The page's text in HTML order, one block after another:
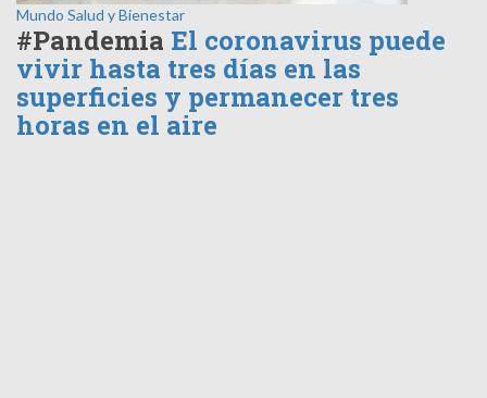
Mundo Salud y Bienestar
#Pandemia El coronavirus puede
vivir hasta tres días en las
superficies y permanecer tres
horas en el aire